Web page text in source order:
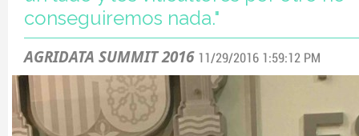
conseguiremos nada."
AGRIDATA SUMMIT 2016 11/29/2016 1:59:12 PM